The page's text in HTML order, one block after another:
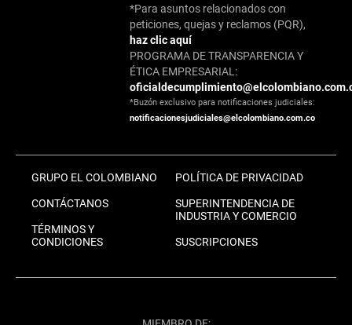
*Para asuntos relacionados con
peticiones, quejas y reclamos (PQR),
haz clic aquí
PROGRAMA DE TRANSPARENCIA Y
ÉTICA EMPRESARIAL:
*Buzón exclusivo para notificaciones judiciales:
notificacionesjudiciales@elcolombiano.com.co
GRUPO EL COLOMBIANO
CONTÁCTANOS
TÉRMINOS Y
CONDICIONES
POLÍTICA DE PRIVACIDAD
SUPERINTENDENCIA DE
INDUSTRIA Y COMERCIO
SUSCRIPCIONES